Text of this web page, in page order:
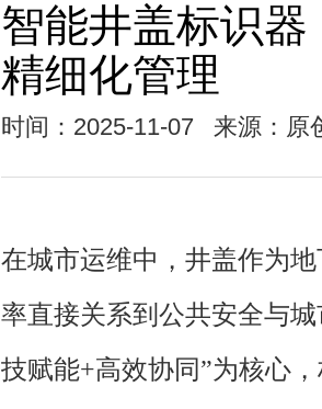
智能井盖标识
精细化管理
时间：2025-11-07 来源：原
在城市运维中，井盖作为
率直接关系到公共安全与
技赋能+高效协同”为核心